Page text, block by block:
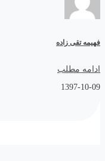
فهیمه تقی زاده
ادامه مطلب
1397-10-09